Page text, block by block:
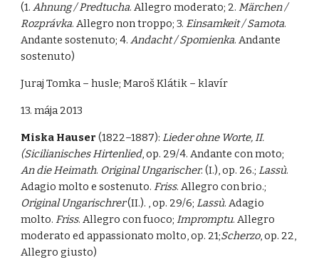
(1.Ahnung / Predtucha. Allegro moderato; 2.Märchen /
Rozprávka. Allegro non troppo; 3.Einsamkeit / Samota.
Andante sostenuto; 4.Andacht / Spomienka. Andante
sostenuto)
Juraj Tomka – husle; Maroš Klátik – klavír
13. mája 2013
Miska Hauser (1822–1887):Lieder ohne Worte, II.
(Sicilianisches Hirtenlied, op. 29/4. Andante con moto;
An die Heimath. Original Ungarischer. (I.), op. 26.;Lassù.
Adagio molto e sostenuto.Friss. Allegro con brio.;
Original Ungarischrer(II.). , op. 29/6; Lassù. Adagio
molto.Friss. Allegro con fuoco;Impromptu. Allegro
moderato ed appassionato molto, op. 21;Scherzo, op. 22,
Allegro giusto)